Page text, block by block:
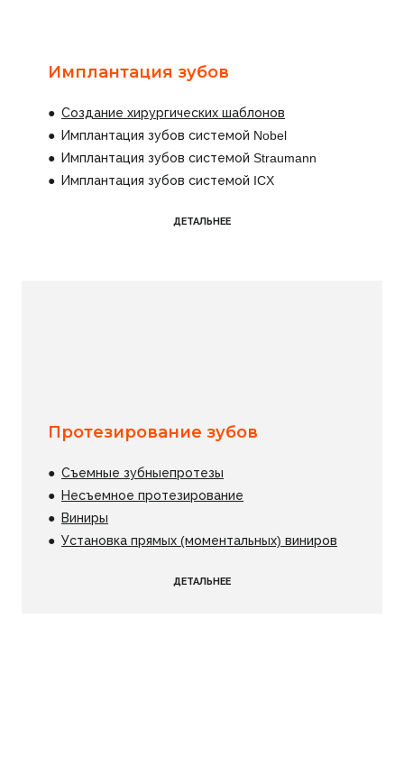
Имплантация зубов
● Создание хирургических шаблонов
● Имплантация зубов системой Nobel
● Имплантация зубов системой Straumann
● Имплантация зубов системой ICX
ДЕТАЛЬНЕЕ
Протезирование зубов
● Съемные зубныепротезы
● Несъемное протезирование
● Виниры
● Установка прямых (моментальных) виниров
ДЕТАЛЬНЕЕ